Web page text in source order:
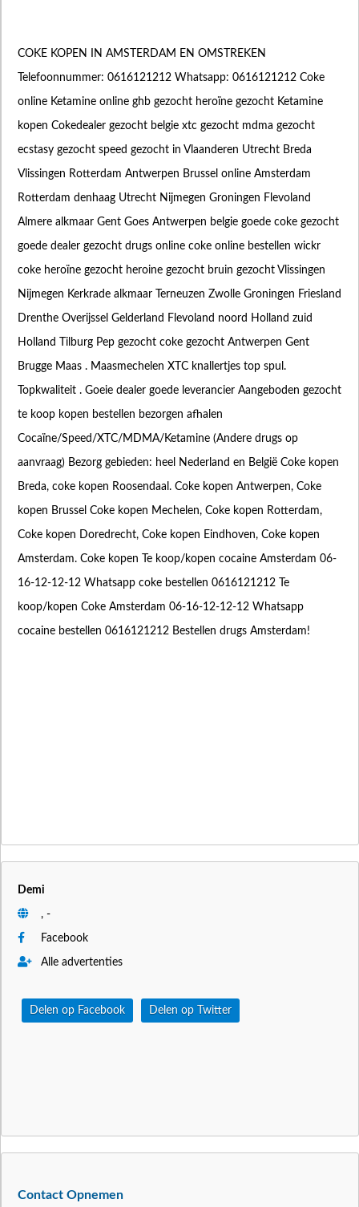
COKE KOPEN IN AMSTERDAM EN OMSTREKEN
Telefoonnummer: 0616121212 Whatsapp: 0616121212 Coke
online Ketamine online ghb gezocht heroïne gezocht Ketamine
kopen Cokedealer gezocht belgie xtc gezocht mdma gezocht
ecstasy gezocht speed gezocht in Vlaanderen Utrecht Breda
Vlissingen Rotterdam Antwerpen Brussel online Amsterdam
Rotterdam denhaag Utrecht Nijmegen Groningen Flevoland
Almere alkmaar Gent Goes Antwerpen belgie goede coke gezocht
goede dealer gezocht drugs online coke online bestellen wickr
coke heroïne gezocht heroine gezocht bruin gezocht Vlissingen
Nijmegen Kerkrade alkmaar Terneuzen Zwolle Groningen Friesland
Drenthe Overijssel Gelderland Flevoland noord Holland zuid
Holland Tilburg Pep gezocht coke gezocht Antwerpen Gent
Brugge Maas . Maasmechelen XTC knallertjes top spul.
Topkwaliteit . Goeie dealer goede leverancier Aangeboden gezocht
te koop kopen bestellen bezorgen afhalen
Cocaïne/Speed/XTC/MDMA/Ketamine (Andere drugs op
aanvraag) Bezorg gebieden: heel Nederland en België Coke kopen
Breda, coke kopen Roosendaal. Coke kopen Antwerpen, Coke
kopen Brussel Coke kopen Mechelen, Coke kopen Rotterdam,
Coke kopen Doredrecht, Coke kopen Eindhoven, Coke kopen
Amsterdam. Coke kopen Te koop/kopen cocaine Amsterdam 06-
16-12-12-12 Whatsapp coke bestellen 0616121212 Te
koop/kopen Coke Amsterdam 06-16-12-12-12 Whatsapp
cocaine bestellen 0616121212 Bestellen drugs Amsterdam!
Demi
, -
Facebook
Alle advertenties
Delen op Facebook Delen op Twitter
Contact Opnemen